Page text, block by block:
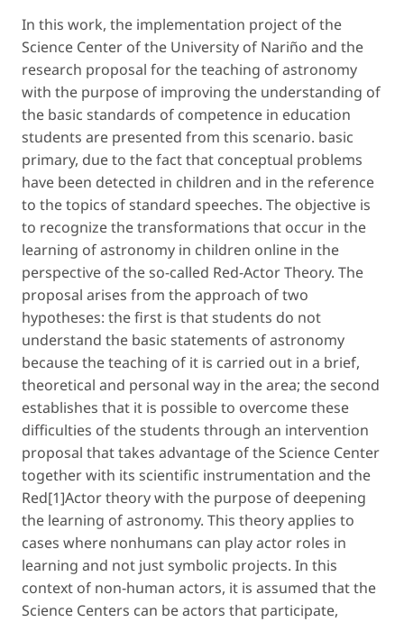
In this work, the implementation project of the
Science Center of the University of Nariño and the
research proposal for the teaching of astronomy
with the purpose of improving the understanding of
the basic standards of competence in education
students are presented from this scenario. basic
primary, due to the fact that conceptual problems
have been detected in children and in the reference
to the topics of standard speeches. The objective is
to recognize the transformations that occur in the
learning of astronomy in children online in the
perspective of the so-called Red-Actor Theory. The
proposal arises from the approach of two
hypotheses: the first is that students do not
understand the basic statements of astronomy
because the teaching of it is carried out in a brief,
theoretical and personal way in the area; the second
establishes that it is possible to overcome these
difficulties of the students through an intervention
proposal that takes advantage of the Science Center
together with its scientific instrumentation and the
Red[1]Actor theory with the purpose of deepening
the learning of astronomy. This theory applies to
cases where nonhumans can play actor roles in
learning and not just symbolic projects. In this
context of non-human actors, it is assumed that the
Science Centers can be actors that participate,